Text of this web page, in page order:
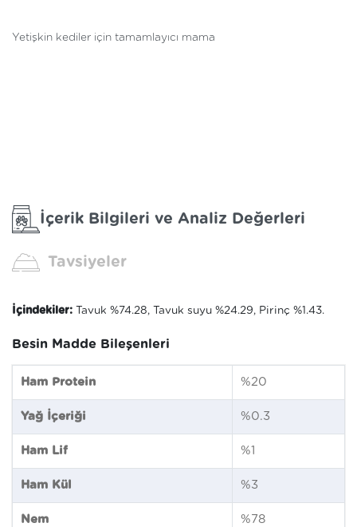
Yetişkin kediler için tamamlayıcı mama
İçerik Bilgileri ve Analiz Değerleri
Tavsiyeler
İçindekiler: Tavuk %74.28, Tavuk suyu %24.29, Pirinç %1.43.
Besin Madde Bileşenleri
Ham Protein %20
Yağ İçeriği %0.3
Ham Lif %1
Ham Kül %3
Nem %78